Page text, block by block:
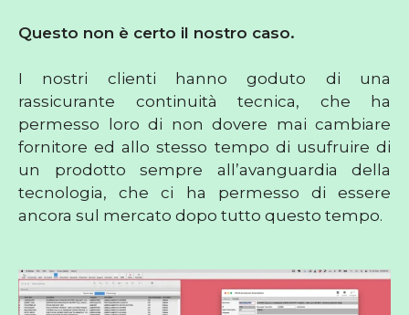
Questo non è certo il nostro caso.
I nostri clienti hanno goduto di una
rassicurante continuità tecnica, che ha
permesso loro di non dovere mai cambiare
fornitore ed allo stesso tempo di usufruire di
un prodotto sempre all’avanguardia della
tecnologia, che ci ha permesso di essere
ancora sul mercato dopo tutto questo tempo.